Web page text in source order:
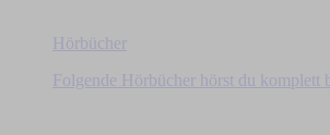
Hörbücher
Folgende Hörbücher hörst du komplett